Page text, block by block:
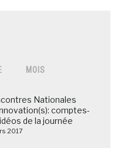
MOIS
Nationales
comptes-
de la journée
2017